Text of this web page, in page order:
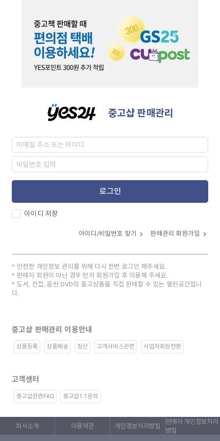
중고샵 판매관리
로그인
아이디 저장
아이디/비밀번호 찾기 판매관리 회원가입
안전한 개인정보 관리를 위해 다시 한번 로그인 해주세요.
판매자 회원이 아닌 경우 먼저 회원가입 후 이용해 주세요.
도서, 전집, 음반 DVD의 중고상품을 직접 판매할 수 있는 열린공간입니
다.
중고샵 판매관리 이용안내
상품등록 상품배송 정산 고객서비스관련 사업자회원전환
고객센터
중고샵관련FAQ 중고샵1:1문의
회사소개 이용약관 개인정보처리방침
판매자 개인정보처리
방침